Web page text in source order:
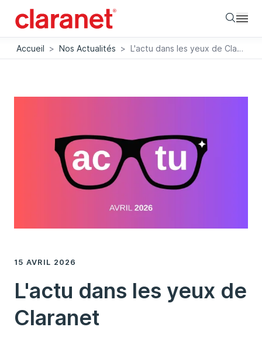
Accueil > Nos Actualités > L'actu dans les yeux de Claranet
15 AVRIL 2026
L'actu dans les yeux de
Claranet